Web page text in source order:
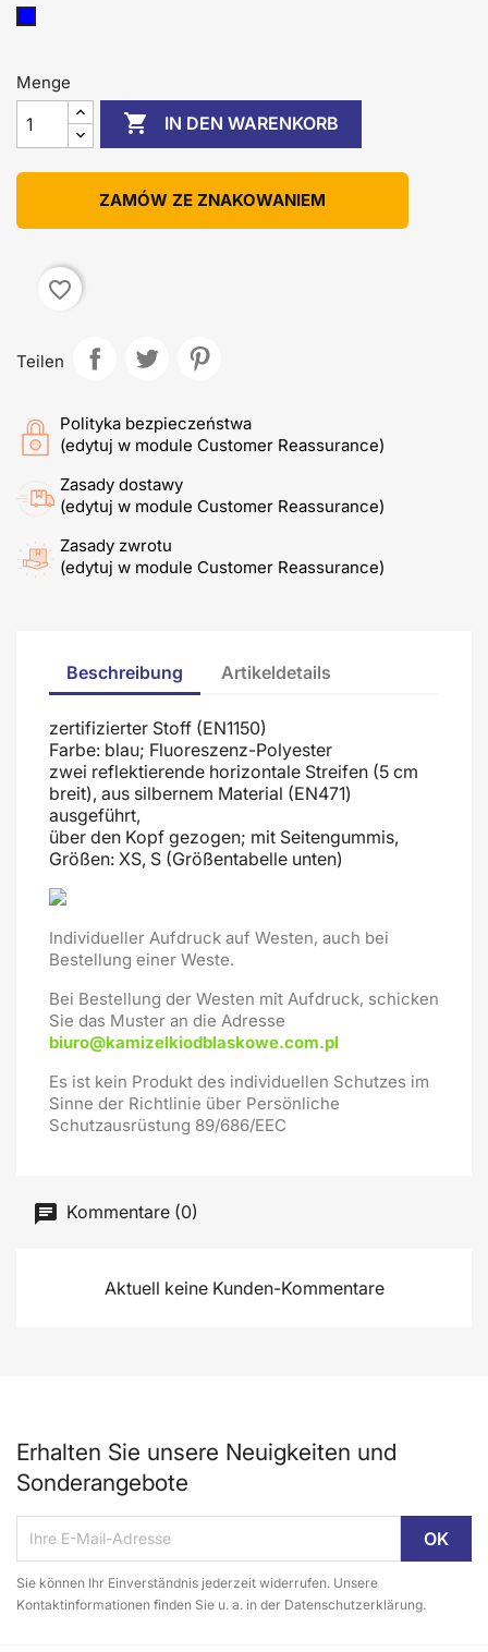
Menge
 IN DEN WARENKORB
ZAMÓW ZE ZNAKOWANIEM
favorite_border
Teilen
Polityka bezpieczeństwa
(edytuj w module Customer Reassurance)
Zasady dostawy
(edytuj w module Customer Reassurance)
Zasady zwrotu
(edytuj w module Customer Reassurance)
Beschreibung Artikeldetails
zertifizierter Stoff (EN1150)
Farbe: blau; Fluoreszenz-Polyester
zwei reflektierende horizontale Streifen (5 cm
breit), aus silbernem Material (EN471)
ausgeführt,
über den Kopf gezogen; mit Seitengummis,
Größen: XS, S (Größentabelle unten)
Individueller Aufdruck auf Westen, auch bei
Bestellung einer Weste.
Bei Bestellung der Westen mit Aufdruck, schicken
Sie das Muster an die Adresse
biuro@kamizelkiodblaskowe.com.pl
Es ist kein Produkt des individuellen Schutzes im
Sinne der Richtlinie über Persönliche
Schutzausrüstung 89/686/EEC
Kommentare (0)
Aktuell keine Kunden-Kommentare
Erhalten Sie unsere Neuigkeiten und
Sonderangebote
Sie können Ihr Einverständnis jederzeit widerrufen. Unsere
Kontaktinformationen finden Sie u. a. in der Datenschutzerklärung.